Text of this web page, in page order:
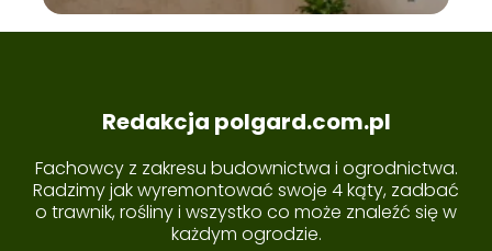
Redakcja polgard.com.pl
Fachowcy z zakresu budownictwa i ogrodnictwa.
Radzimy jak wyremontować swoje 4 kąty, zadbać
o trawnik, rośliny i wszystko co może znaleźć się w
każdym ogrodzie.